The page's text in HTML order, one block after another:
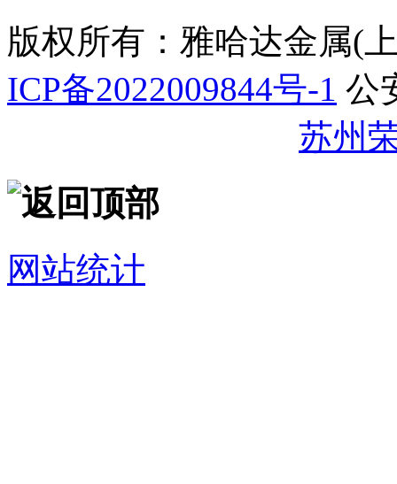
版权所有：雅哈达金属(
ICP备2022009844号-1 公
苏州
网站统计